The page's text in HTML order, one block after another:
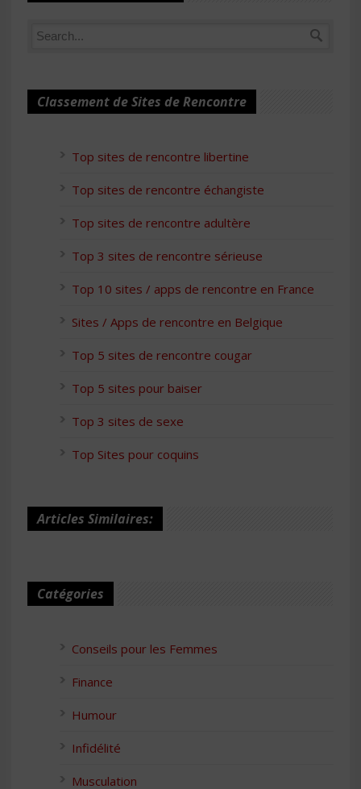
Classement de Sites de Rencontre
Top sites de rencontre libertine
Top sites de rencontre échangiste
Top sites de rencontre adultère
Top 3 sites de rencontre sérieuse
Top 10 sites / apps de rencontre en France
Sites / Apps de rencontre en Belgique
Top 5 sites de rencontre cougar
Top 5 sites pour baiser
Top 3 sites de sexe
Top Sites pour coquins
Articles Similaires:
Catégories
Conseils pour les Femmes
Finance
Humour
Infidélité
Musculation